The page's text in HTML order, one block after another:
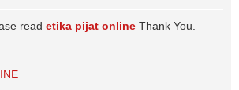
read etika pijat online Thank You.